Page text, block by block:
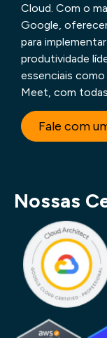
Cloud. Com o
Google,
para
produtividade
essenciais
Meet, com
Fale com
Nossas